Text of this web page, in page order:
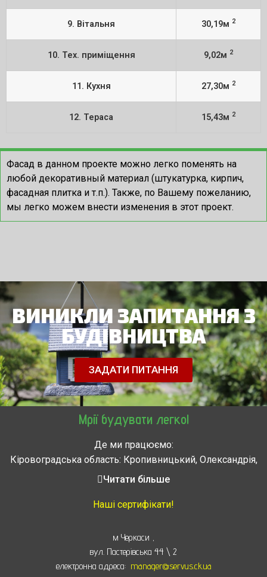
9. Вітальня 30,19м 2
10. Тех. приміщення 9,02м 2
11. Кухня 27,30м 2
12. Тераса 15,43м 2
Фасад в данном проекте можно легко поменять на
любой декоративный материал (штукатурка, кирпич,
фасадная плитка и т.п.). Также, по Вашему пожеланию,
мы легко можем внести изменения в этот проект.
ВИНИКЛИ ЗАПИТАННЯ З
БУДІВНИЦТВА
ЗАДАТИ ПИТАННЯ
Мрії будувати легко!
Де ми працюємо:
Кіровоградська область: Кропивницький, Олександрія,
Знам’янка, Долинська, Новоархангельськ, Світловодськ
Звенигородка, Золотоноша, Каменка, Канев, Корсунь-
Монастырище, Смела, Тальное, Умань, Христиновка.
Черкассы, Чигирин, Чорнобай, Шпола
Читати більше
Наші сертифікати!
м Черкаси
вул. Пастерівська 44 \ 2
електронна адреса: manager@servus.ck.ua